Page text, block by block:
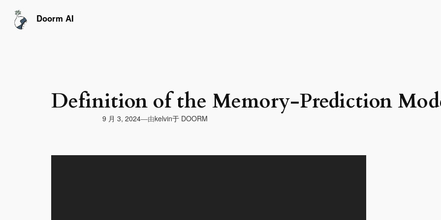
Doorm AI
Definition of the Memory-Prediction
9 月 3, 2024—由kelvin于 DOORM